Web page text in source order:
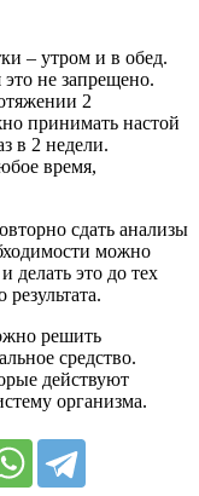
– утром и в обед.
не запрещено.
2
принимать настой
в 2 недели.
время,
сдать анализы
можно
делать это до тех
решить
средство.
действуют
организма.